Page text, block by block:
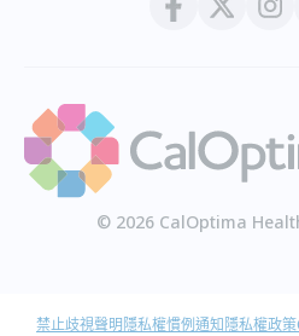
© 2026 CalOptima
禁止歧視聲明隱私權慣例通知隱私權政策